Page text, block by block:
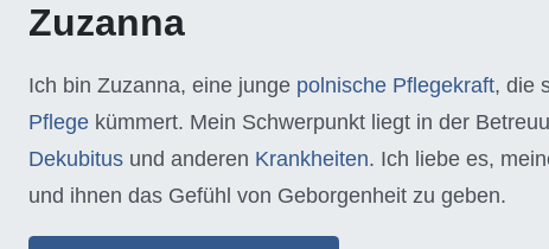
Zuzanna
Ich bin Zuzanna, eine junge polnische Pflegekraft, die
Pflege kümmert. Mein Schwerpunkt liegt in der
Dekubitus und anderen Krankheiten. Ich liebe es,
und ihnen das Gefühl von Geborgenheit zu geben.